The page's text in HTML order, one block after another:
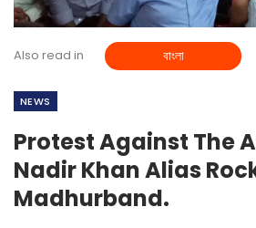
Also read in বাংলা
NEWS
Protest Against The
Nadir Khan Alias
Madhurband.